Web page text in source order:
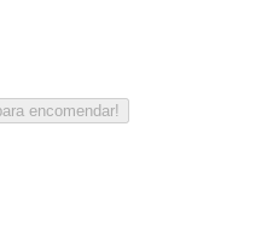
encomendar!